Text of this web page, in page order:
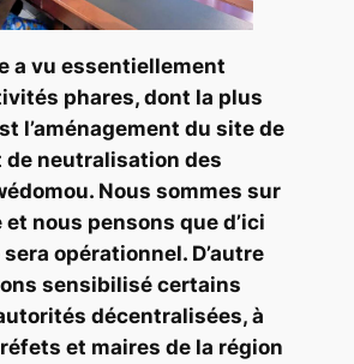
a vu essentiellement
phares, dont la plus
l’aménagement du site de
neutralisation des
Nous sommes sur
et nous pensons que d’ici
opérationnel. D’autre
sensibilisé certains
décentralisées, à
et maires de la région